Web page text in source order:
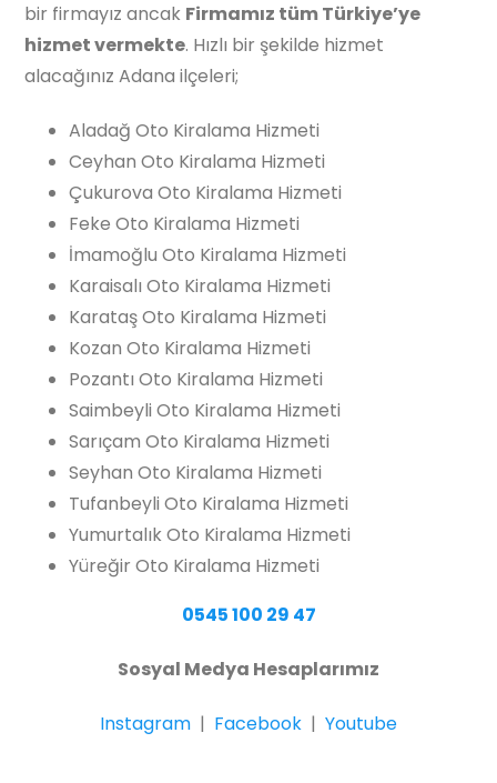
bir firmayız ancak Firmamız tüm Türkiye’ye
hizmet vermekte. Hızlı bir şekilde hizmet
alacağınız Adana ilçeleri;
Aladağ Oto Kiralama Hizmeti
Ceyhan Oto Kiralama Hizmeti
Çukurova Oto Kiralama Hizmeti
Feke Oto Kiralama Hizmeti
İmamoğlu Oto Kiralama Hizmeti
Karaisalı Oto Kiralama Hizmeti
Karataş Oto Kiralama Hizmeti
Kozan Oto Kiralama Hizmeti
Pozantı Oto Kiralama Hizmeti
Saimbeyli Oto Kiralama Hizmeti
Sarıçam Oto Kiralama Hizmeti
Seyhan Oto Kiralama Hizmeti
Tufanbeyli Oto Kiralama Hizmeti
Yumurtalık Oto Kiralama Hizmeti
Yüreğir Oto Kiralama Hizmeti
0545 100 29 47
Sosyal Medya Hesaplarımız
Instagram | Facebook | Youtube